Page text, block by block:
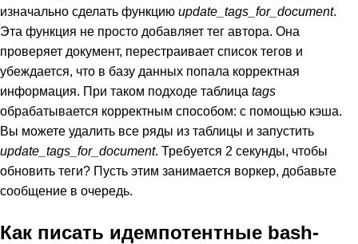
изначально сделать функцию update_tags_for_document.
Эта функция не просто добавляет тег автора. Она
проверяет документ, перестраивает список тегов и
убеждается, что в базу данных попала корректная
информация. При таком подходе таблица tags
обрабатывается корректным способом: с помощью кэша.
Вы можете удалить все ряды из таблицы и запустить
update_tags_for_document. Требуется 2 секунды, чтобы
обновить теги? Пусть этим занимается воркер, добавьте
сообщение в очередь.
Как писать идемпотентные bash-